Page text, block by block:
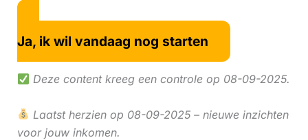
Ja, ik wil vandaag nog starten
Deze content kreeg een controle op 08-09-2025.
Laatst herzien op 08-09-2025 – nieuwe inzichten
voor jouw inkomen.